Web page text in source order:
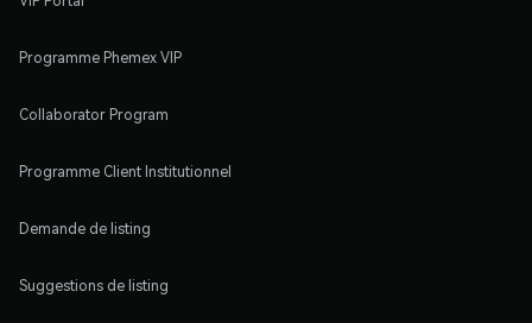
Programme Phemex VIP
Collaborator Program
Programme Client Institutionnel
Demande de listing
Suggestions de listing